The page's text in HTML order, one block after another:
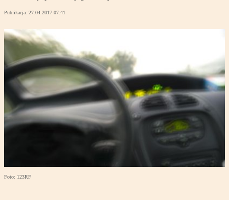
Publikacja: 27.04.2017 07:41
Foto: 123RF